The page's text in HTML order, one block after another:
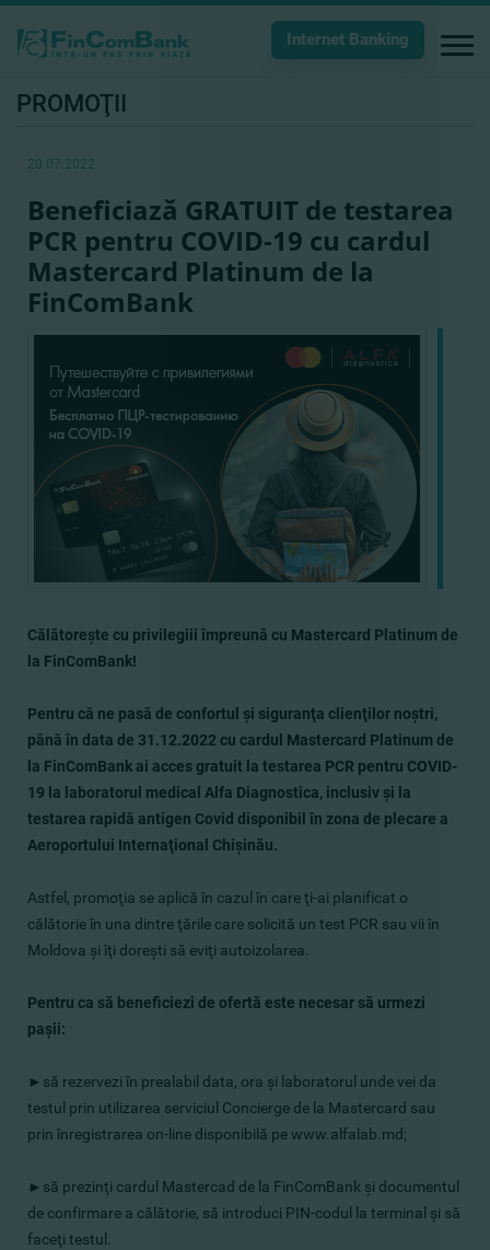
Internet Banking
PROMOŢII
20.07.2022
Beneficiază GRATUIT de testarea
PCR pentru COVID-19 cu cardul
Mastercard Platinum de la
FinComBank
Călătoreşte cu privilegiii împreună cu Mastercard Platinum de
la FinComBank!
Pentru că ne pasă de confortul şi siguranţa clienţilor noştri,
până în data de 31.12.2022 cu cardul Mastercard Platinum de
la FinComBank ai acces gratuit la testarea PCR pentru COVID-
19 la laboratorul medical Alfa Diagnostica, inclusiv şi la
testarea rapidă antigen Covid disponibil în zona de plecare a
Aeroportului Internaţional Chişinău.
Astfel, promoţia se aplică în cazul în care ţi-ai planificat o
călătorie în una dintre ţările care solicită un test PCR sau vii în
Moldova şi îţi doreşti să eviţi autoizolarea.
Pentru ca să beneficiezi de ofertă este necesar să urmezi
paşii:
► să rezervezi în prealabil data, ora şi laboratorul unde vei da
testul prin utilizarea serviciul Concierge de la Mastercard sau
prin înregistrarea on-line disponibilă pe www.alfalab.md;
► să prezinţi cardul Mastercad de la FinComBank şi documentul
de confirmare a călătorie, să introduci PIN-codul la terminal şi să
faceţi testul.